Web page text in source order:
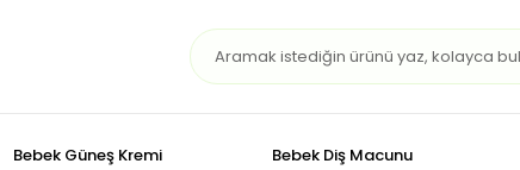
Bebek Güneş Kremi Bebek Diş Macunu